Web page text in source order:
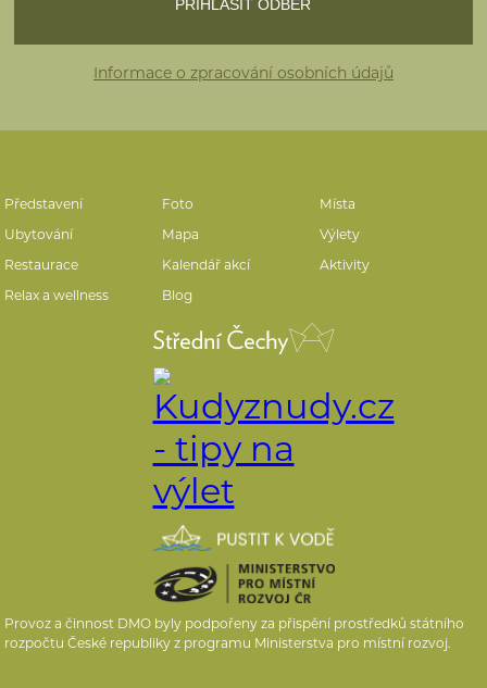
Informace o zpracování osobních údajů
Představení Foto
Místa
Ubytování
Mapa
Výlety
Restaurace
Kalendář akcí
Aktivity
Relax a wellness
Blog
Provoz a činnost DMO byly podpořeny za přispění prostředků státního
rozpočtu České republiky z programu Ministerstva pro místní rozvoj.